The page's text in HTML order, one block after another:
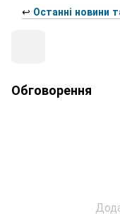
↩️ Останні новини
Обговорення